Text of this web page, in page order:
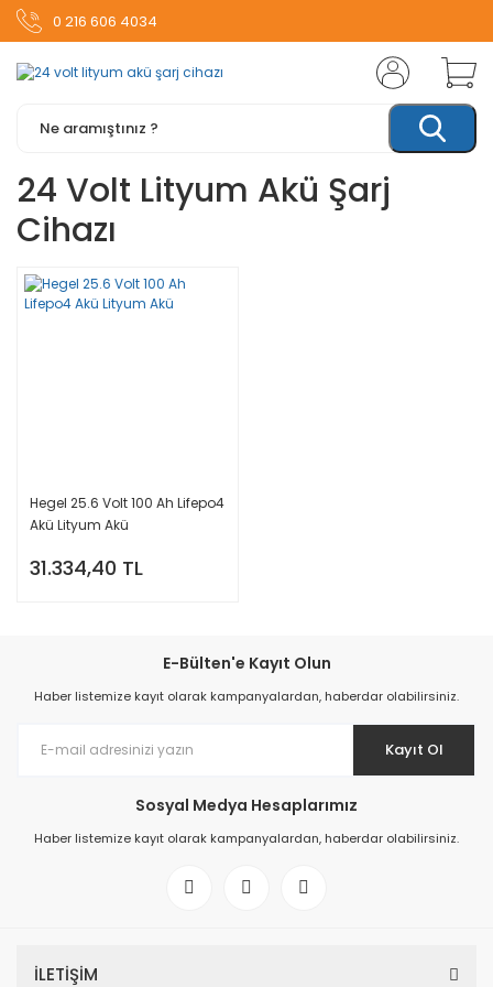
0 216 606 4034
24 Volt Lityum Akü Şarj
Cihazı
Hegel 25.6 Volt 100 Ah Lifepo4
Akü Lityum Akü
31.334,40 TL
E-Bülten'e Kayıt Olun
Haber listemize kayıt olarak kampanyalardan, haberdar olabilirsiniz.
Kayıt Ol
Sosyal Medya Hesaplarımız
Haber listemize kayıt olarak kampanyalardan, haberdar olabilirsiniz.
İLETİŞİM